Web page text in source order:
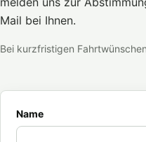
Mail bei Ihnen.
Bei kurzfristigen
Name